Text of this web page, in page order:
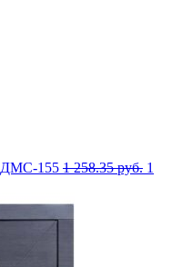
ДМС-155 1 258.35руб. 1